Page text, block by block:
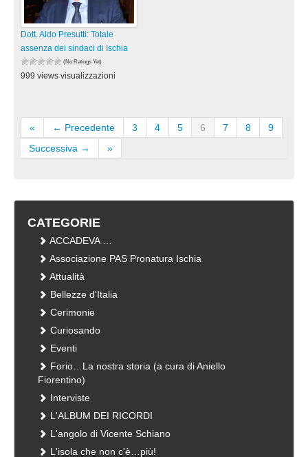
Dott. Aldo Presutti: Totale
assenza dei sindaci di Ischia
(No Ratings Yet)
999 views visualizzazioni
« ← Precedente 3 4 5 6 7 8
9
Successiva →
»
CATEGORIE
ACCADEVA …
Associazione PAS Pronatura Ischia
Attualità
Bellezze d'Italia
Cerimonie
Curiosando
Eventi
Forio…La nostra storia (a cura di Aniello
Fiorentino)
Interviste
L'ALBUM DEI RICORDI
L'angolo di Vicente Schiano
L'isola che non c'è…più!